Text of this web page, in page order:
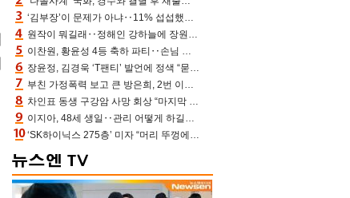
‘김부장’이 문제가 아냐‥11% 섭섭했던 ‘재벌X형사2’ 돈·빽 총동원해 컴백 [TV보고서]
원작이 뭐길래‥정해인 강하늘에 장원영까지 참여한 이 영화
이찬원, 황윤성 4등 축하 파티‥손님 모으려 블랙핑크 지수와 친한 척(편스토랑)[어제TV]
장윤정, 김경욱 ‘T팬티’ 발언에 정색 “묻지 않았는데, 그것도 성희롱”(장공장)
부친 가정폭력 보고 큰 방은희, 2번 이혼 후 잠수→母 고독사에 자책(특종세상)[어제TV]
차인표 동생 구강암 사망 회상 “마지막 순간 동생 손 잡아준 신애라, 두고두고 고마워” (신애라이프)
이지아, 48세 생일‥관리 어떻게 하길래 놀라운 동안 미모
‘SK하이닉스 275층’ 미자 “머리 뚜껑에서 사, 주식만 안 해도 돈 버는 것”